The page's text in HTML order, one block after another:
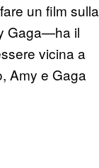
un film sulla
Gaga—ha il
vicina a
Amy e Gaga